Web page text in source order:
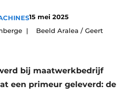
15 mei 2025
| Beeld Aralea / Geert
bij maatwerkbedrijf
een primeur geleverd: de